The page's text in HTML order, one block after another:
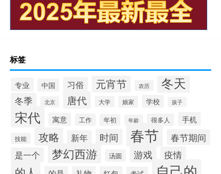
标签
专业 中国 习俗 元宵节 农历 冬天
冬季 北京 唐代 大学 娘家 学校 孩子
宋代 寓意 工作 年初 年龄 很多人 手机
技能 攻略 新年 时间 春节 春节期间
是一个 梦幻西游 汤圆 游戏 疫情